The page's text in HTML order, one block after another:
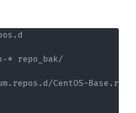
* repo_bak/
CentOS-